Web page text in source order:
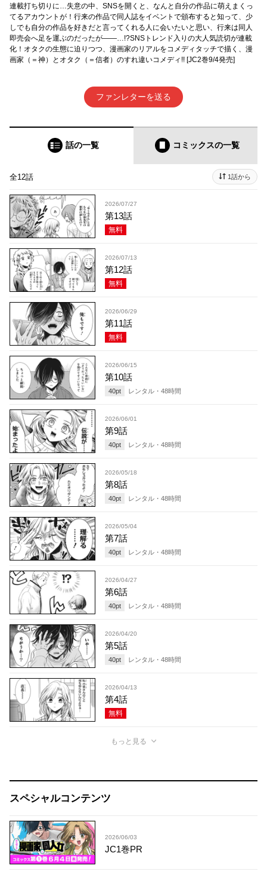
連載打ち切りに…失意の中、SNSを開くと、なんと自分の作品に萌えまくっ
てるアカウントが！行来の作品で同人誌をイベントで頒布すると知って、少
しでも自分の作品を好きだと言ってくれる人に会いたいと思い、行来は同人
即売会へ足を運ぶのだったが――…!?SNSトレンド入りの大人気読切が連載
化！オタクの生態に迫りつつ、漫画家のリアルをコメディタッチで描く、漫
画家（＝神）とオタク（＝信者）のすれ違いコメディ!! [JC2巻9/4発売]
ファンレターを送る
話の一覧 コミックスの一覧
全12話 1話から
2026/07/27
第13話
無料
2026/07/13
第12話
無料
2026/06/29
第11話
無料
2026/06/15
第10話
40pt レンタル・ 48時間
2026/06/01
第9話
40pt レンタル・ 48時間
2026/05/18
第8話
40pt レンタル・ 48時間
2026/05/04
第7話
40pt レンタル・ 48時間
2026/04/27
第6話
40pt レンタル・ 48時間
2026/04/20
第5話
40pt レンタル・ 48時間
2026/04/13
第4話
無料
もっと見る
スペシャルコンテンツ
2026/06/03
JC1巻PR